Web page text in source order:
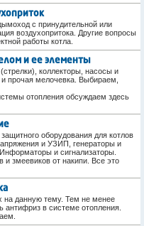
с принудительной или
воздухопритока. Другие вопросы
работы котла.
и ее элементы
коллекторы, насосы и
прочая мелочевка. Выбираем,
отопления обсуждаем здесь
оборудования для котлов
и УЗИП, генераторы и
и сигнализаторы.
и змеевиков от накипи. Все это
на данную тему. Тем не менее
антифриз в системе отопления.